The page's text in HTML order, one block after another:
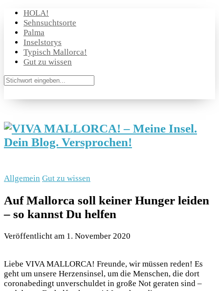
HOLA!
Sehnsuchtsorte
Palma
Inselstorys
Typisch Mallorca!
Gut zu wissen
Allgemein Gut zu wissen
Auf Mallorca soll keiner Hunger leiden
– so kannst Du helfen
Veröffentlicht am 1. November 2020
Liebe VIVA MALLORCA! Freunde, wir müssen reden! Es
geht um unsere Herzensinsel, um die Menschen, die dort
coronabedingt unverschuldet in große Not geraten sind –